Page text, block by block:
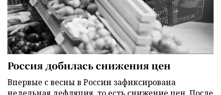
Россия добилась снижения цен
Впервые с весны в России зафиксирована